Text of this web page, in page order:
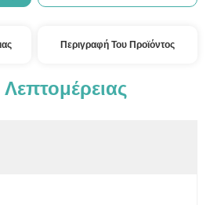
Περιγραφή Του Προϊόντος